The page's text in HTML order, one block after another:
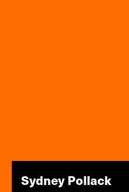
Sydney Pollack